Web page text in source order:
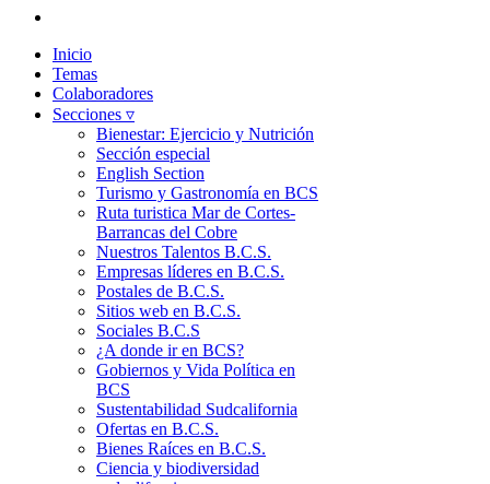
Inicio
Temas
Colaboradores
Secciones ▿
Bienestar: Ejercicio y Nutrición
Sección especial
English Section
Turismo y Gastronomía en BCS
Ruta turistica Mar de Cortes-
Barrancas del Cobre
Nuestros Talentos B.C.S.
Empresas líderes en B.C.S.
Postales de B.C.S.
Sitios web en B.C.S.
Sociales B.C.S
¿A donde ir en BCS?
Gobiernos y Vida Política en
BCS
Sustentabilidad Sudcalifornia
Ofertas en B.C.S.
Bienes Raíces en B.C.S.
Ciencia y biodiversidad